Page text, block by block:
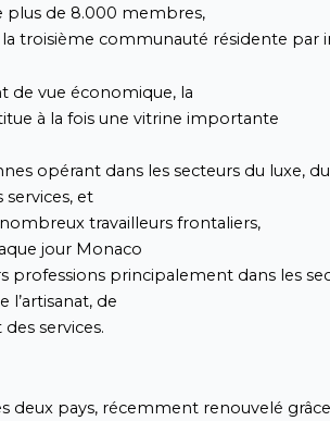
plus de 8.000 membres,
troisième communauté résidente par
de vue économique, la
à la fois une vitrine importante
opérant dans les secteurs du luxe,
et
travailleurs frontaliers,
jour Monaco
professions principalement dans les
l’artisanat, de
services.
deux pays, récemment renouvelé